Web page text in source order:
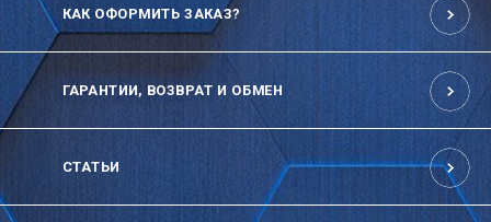
КАК ОФОРМИТЬ ЗАКАЗ?
ГАРАНТИИ, ВОЗВРАТ И ОБМЕН
СТАТЬИ